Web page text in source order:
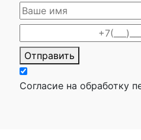
Отправить
Согласие на обработку